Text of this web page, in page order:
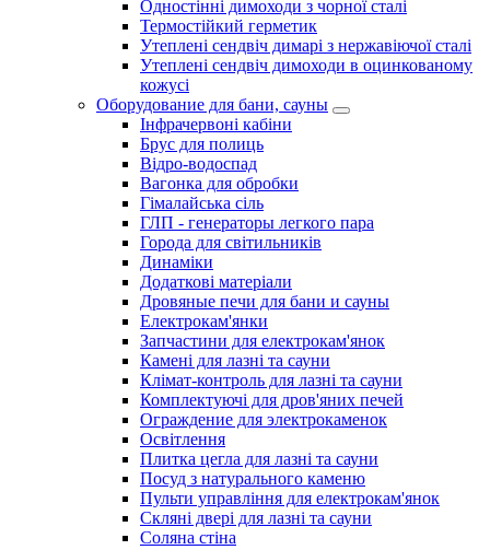
Одностінні димоходи з чорної сталі
Термостійкий герметик
Утеплені сендвіч димарі з нержавіючої сталі
Утеплені сендвіч димоходи в оцинкованому
кожусі
Оборудование для бани, сауны
Інфрачервоні кабіни
Брус для полиць
Відро-водоспад
Вагонка для обробки
Гімалайська сіль
ГЛП - генераторы легкого пара
Города для світильників
Динаміки
Додаткові матеріали
Дровяные печи для бани и сауны
Електрокам'янки
Запчастини для електрокам'янок
Камені для лазні та сауни
Клімат-контроль для лазні та сауни
Комплектуючі для дров'яних печей
Ограждение для электрокаменок
Освітлення
Плитка цегла для лазні та сауни
Посуд з натурального каменю
Пульти управління для електрокам'янок
Скляні двері для лазні та сауни
Соляна стіна